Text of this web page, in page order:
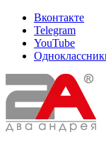
Вконтакте
Telegram
YouTube